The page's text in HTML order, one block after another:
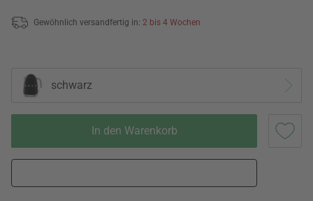
Gewöhnlich versandfertig in: 2 bis 4 Wochen
schwarz
In den Warenkorb